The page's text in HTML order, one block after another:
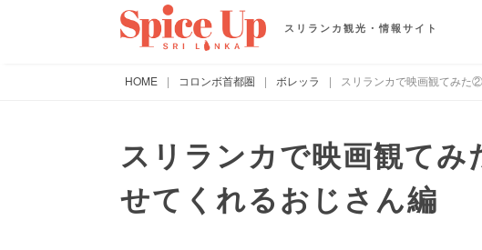
スリランカ観光・情報サイト
HOME | コロンボ首都圏 | ボレッラ | スリランカで映画観てみた
スリランカで映画観て
せてくれるおじさん編